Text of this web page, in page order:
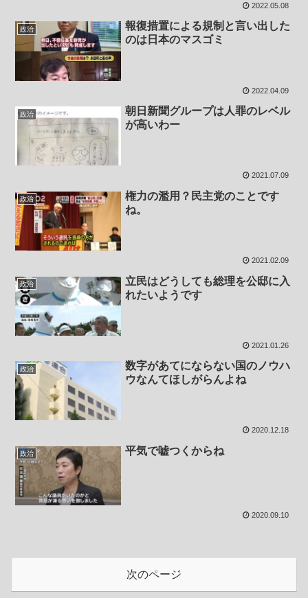
2022.05.08
政治
報復措置による規制と言い出した
のは日本のマスゴミ
2022.04.09
政治
朝日新聞グループは人罪のレベル
が高いわー
2021.07.09
政治
権力の濫用？民主党のことです
ね。
2021.02.09
政治
立民はどうしても総理を公邸に入
れたいようです
2021.01.26
政治
数字があてにならない国のノウハ
ウなんてほしがらんよね
2020.12.18
政治 平気で嘘つくからね
2020.09.10
次のページ